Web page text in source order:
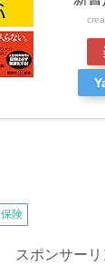
保険
スポンサーリ